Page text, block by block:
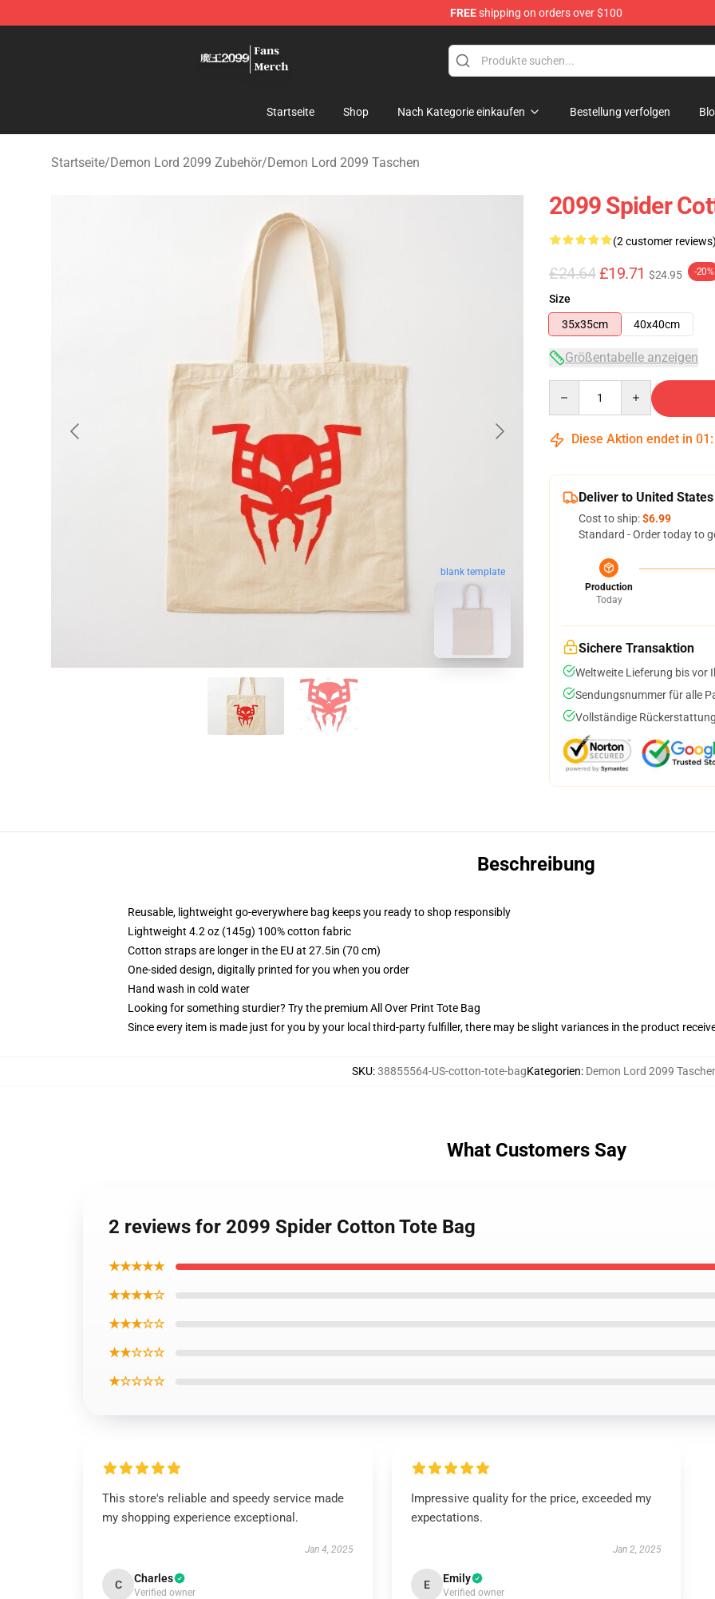
FREEshipping on orders over $100
Startseite Shop Nach Kategorie einkaufen Bestellung verfolgen
Startseite/Demon Lord 2099 Zubehör/Demon Lord 2099 Taschen
blank template
2099 Spider
(2 customer reviews)
£24.64 £19.71 $24.95 -20%
Size
35x35cm
40x40cm
Größentabelle anzeigen
Diese Aktion endet in 01 :
Deliver to United States
Cost to ship:$6.99
Standard - Order today to
Production
Today
Sichere Transaktion
Weltweite Lieferung bis vor
Sendungsnummer für alle
Vollständige
Beschreibung
Reusable, lightweight go-everywhere bag keeps you ready to shop responsibly
Lightweight 4.2 oz (145g) 100% cotton fabric
Cotton straps are longer in the EU at 27.5in (70 cm)
One-sided design, digitally printed for you when you order
Hand wash in cold water
Looking for something sturdier? Try the premium All Over Print Tote Bag
Since every item is made just for you by your local third-party fulfiller, there may be slight variances in the product
SKU:38855564-US-cotton-tote-bagKategorien: Demon Lord 2099
What Customers Say
2 reviews for 2099 Spider Cotton Tote Bag
★★★★★
★★★★☆
★★★☆☆
★★☆☆☆
★☆☆☆☆
This store's reliable and speedy service made
my shopping experience exceptional.
Jan 4, 2025
C Charles
Verified owner
Impressive quality for the price, exceeded my
expectations.
Jan 2, 2025
E Emily
Verified owner